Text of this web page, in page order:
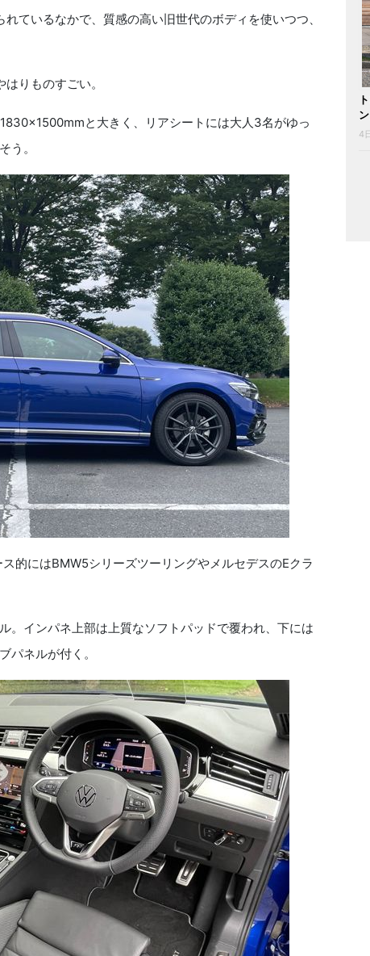
いるなかで、質感の高い旧世代のボディを使いつつ、
りものすごい。
と大きく、リアシートには大人3名がゆっ
う。
にはBMW5シリーズツーリングやメルセデスのEクラ
インパネ上部は上質なソフトパッドで覆われ、下には
パネルが付く。
4